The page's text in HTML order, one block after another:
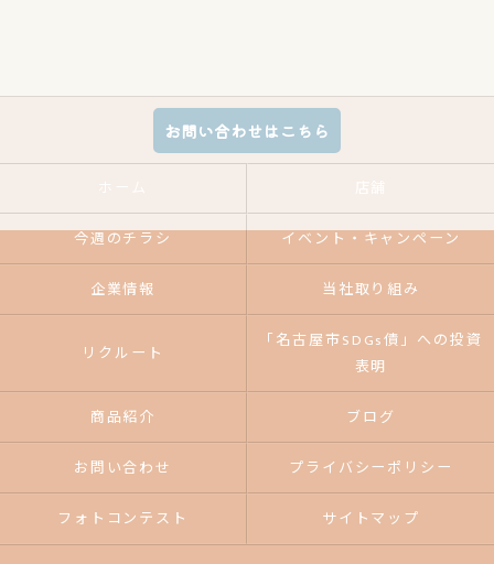
お問い合わせはこちら
今週のチラシ イベント・キャンペーン
企業情報 当社取り組み
リクルート
「名古屋市SDGs債」への投資
表明
商品紹介 ブログ
お問い合わせ プライバシーポリシー
フォトコンテスト サイトマップ